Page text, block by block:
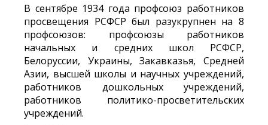
В сентябре 1934 года профсоюз работников
просвещения РСФСР был разукрупнен на 8
профсоюзов: профсоюзы работников
начальных и средних школ РСФСР,
Белоруссии, Украины, Закавказья, Средней
Азии, высшей школы и научных учреждений,
работников дошкольных учреждений,
работников политико-просветительских
учреждений.